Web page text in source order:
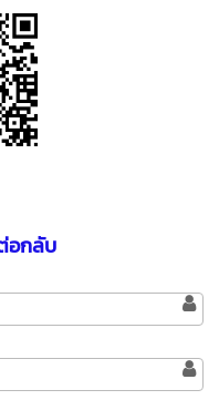
อกลับ